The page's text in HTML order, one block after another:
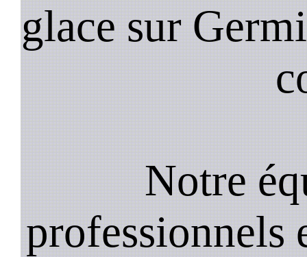
glace sur
Notre
professionnels